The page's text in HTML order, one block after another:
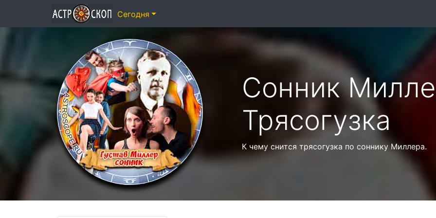
Сонник
Трясогузка
К чему снится трясогузка по соннику Миллера.
Сегодня